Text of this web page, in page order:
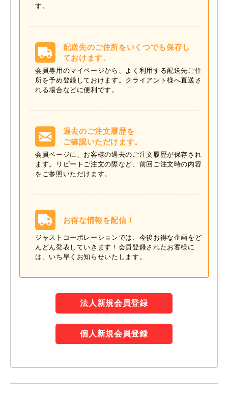
す。
配送先のご住所をいくつでも保存し
ておけます。
会員専用のマイページから、よく利用する配送先ご住
所を予め登録しておけます。 クライアント様へ直送さ
れる場合などに便利です。
過去のご注文履歴を
ご確認いただけます。
会員ページに、お客様の過去のご注文履歴が保存され
ます。
リピートご注文の際など、前回ご注文時の内容
をご参照いただけます。
お得な情報を配信！
ジャストコーポレーションでは、今後お得な企画をど
んどん発表していきます！ 会員登録されたお客様に
は、いち早くお知らせいたします。
法人新規会員登録
個人新規会員登録